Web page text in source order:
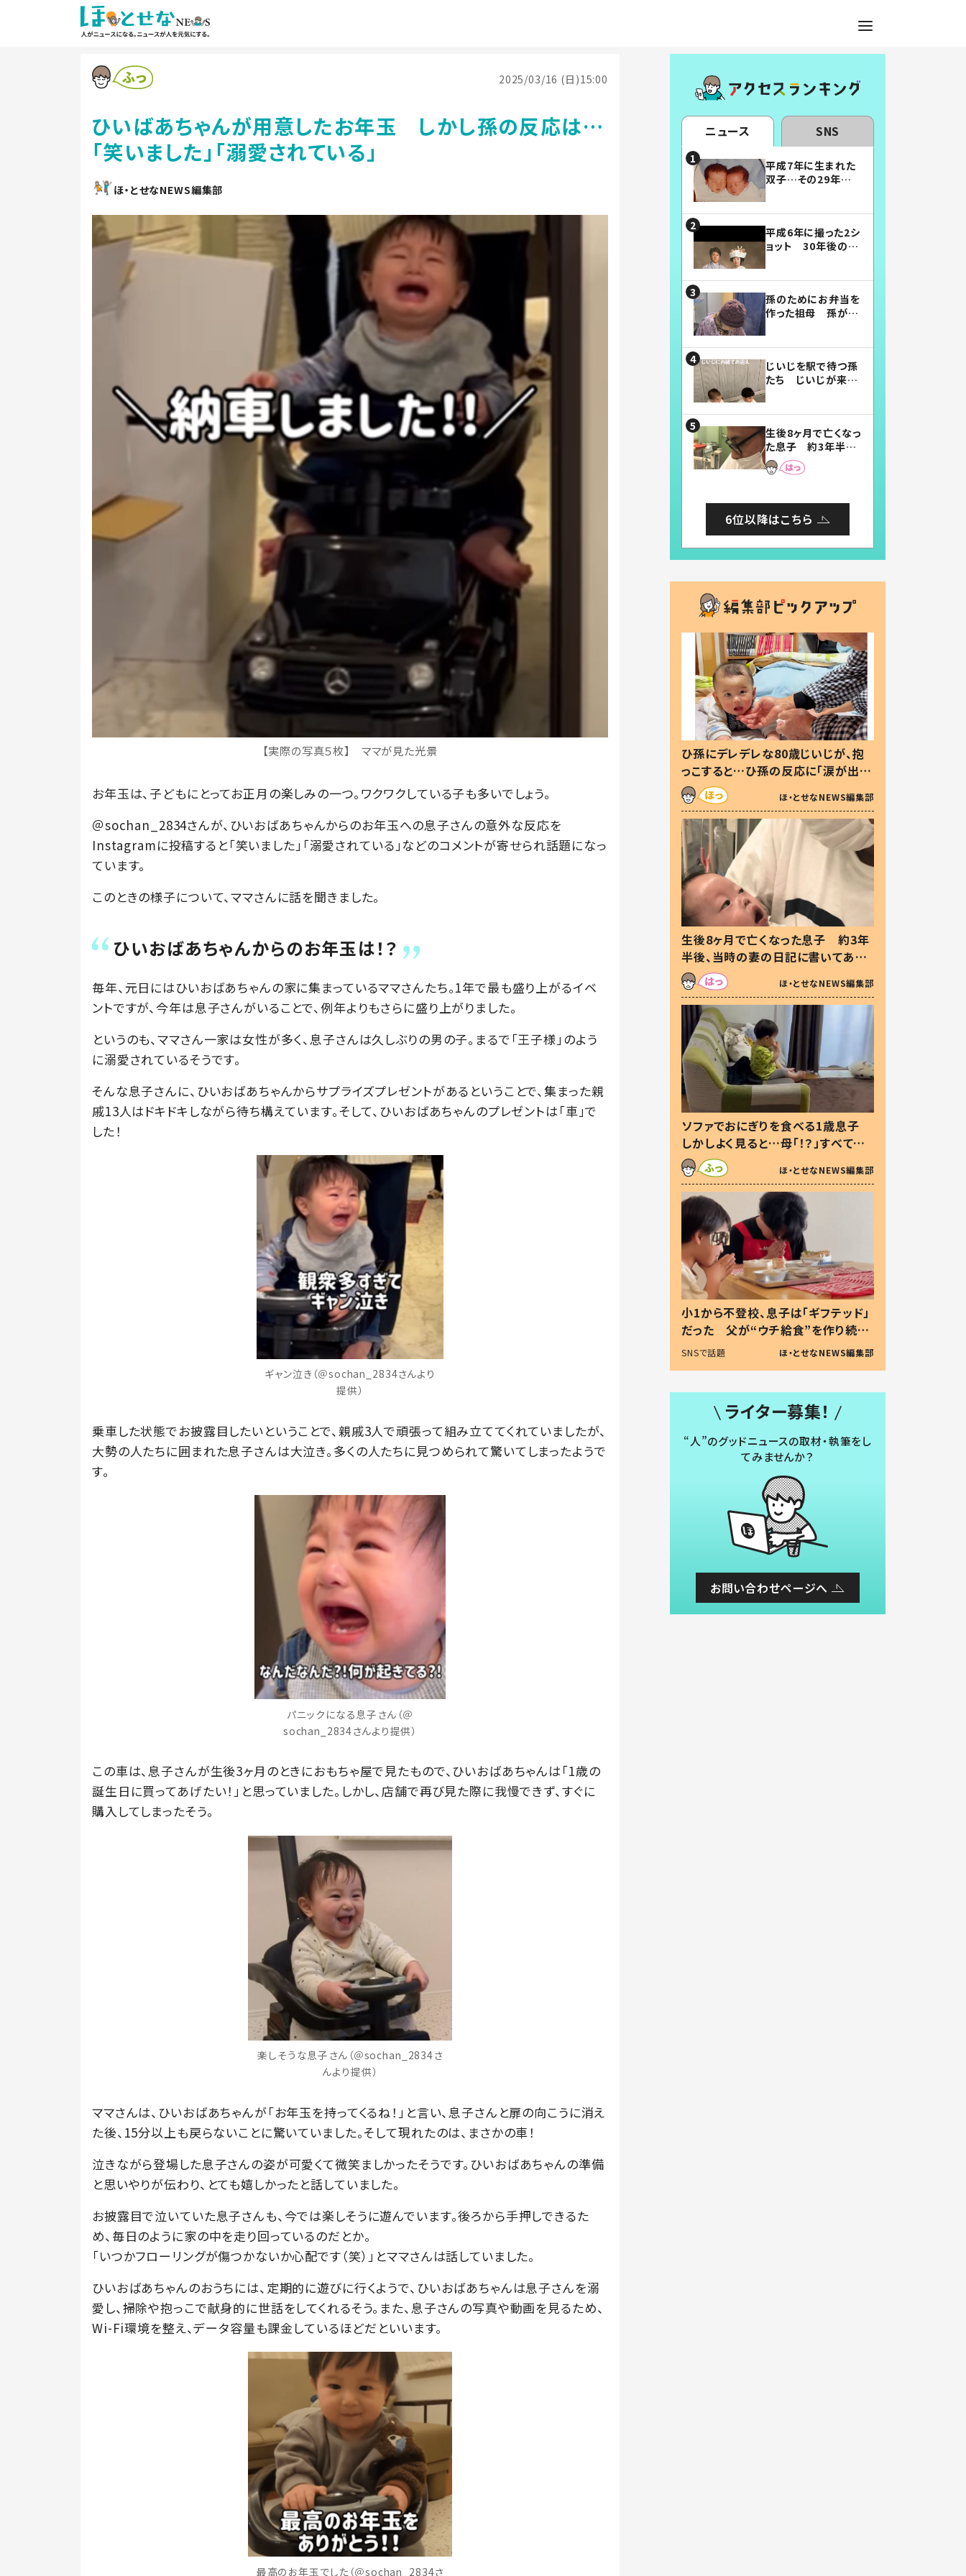
2025/03/16 (日)15:00
ひいばあちゃんが用意したお年玉 しかし孫の反応は…
「笑いました」「溺愛されている」
ほ・とせなNEWS編集部
【実際の写真５枚】 ママが見た光景
お年玉は、子どもにとってお正月の楽しみの一つ。ワクワクしている子も多いでしょう。
＠sochan_2834さんが、ひいおばあちゃんからのお年玉への息子さんの意外な反応を
Instagramに投稿すると「笑いました」「溺愛されている」などのコメントが寄せられ話題になっ
ています。
このときの様子について、ママさんに話を聞きました。
ひいおばあちゃんからのお年玉は！？
毎年、元日にはひいおばあちゃんの家に集まっているママさんたち。1年で最も盛り上がるイベ
ントですが、今年は息子さんがいることで、例年よりもさらに盛り上がりました。
というのも、ママさん一家は女性が多く、息子さんは久しぶりの男の子。まるで「王子様」のよう
に溺愛されているそうです。
そんな息子さんに、ひいおばあちゃんからサプライズプレゼントがあるということで、集まった親
戚13人はドキドキしながら待ち構えています。そして、ひいおばあちゃんのプレゼントは「車」で
した！
ギャン泣き（＠sochan_2834さんより
提供）
乗車した状態でお披露目したいということで、親戚3人で頑張って組み立ててくれていましたが、
大勢の人たちに囲まれた息子さんは大泣き。多くの人たちに見つめられて驚いてしまったようで
す。
パニックになる息子さん（＠
sochan_2834さんより提供）
この車は、息子さんが生後3ヶ月のときにおもちゃ屋で見たもので、ひいおばあちゃんは「1歳の
誕生日に買ってあげたい！」と思っていました。しかし、店舗で再び見た際に我慢できず、すぐに
購入してしまったそう。
楽しそうな息子さん（＠sochan_2834さ
んより提供）
ママさんは、ひいおばあちゃんが「お年玉を持ってくるね！」と言い、息子さんと扉の向こうに消え
た後、15分以上も戻らないことに驚いていました。そして現れたのは、まさかの車！
泣きながら登場した息子さんの姿が可愛くて微笑ましかったそうです。ひいおばあちゃんの準備
と思いやりが伝わり、とても嬉しかったと話していました。
お披露目で泣いていた息子さんも、今では楽しそうに遊んでいます。後ろから手押しできるた
め、毎日のように家の中を走り回っているのだとか。
「いつかフローリングが傷つかないか心配です（笑）」とママさんは話していました。
ひいおばあちゃんのおうちには、定期的に遊びに行くようで、ひいおばあちゃんは息子さんを溺
愛し、掃除や抱っこで献身的に世話をしてくれるそう。また、息子さんの写真や動画を見るため、
Wi-Fi環境を整え、データ容量も課金しているほどだといいます。
最高のお年玉でした（＠sochan_2834さ
ニュース SNS
平成7年に生まれた
双子…その29年後
平成6年に撮った2シ
ョット 30年後の姿
孫のためにお弁当を
作った祖母 孫が絶
じいじを駅で待つ孫
たち じいじが来た
まらない」「幸せにな
れる」
生後8ヶ月で亡くなっ
た息子 約3年半
後、当時の妻の日記
に書いてあった本音
6位以降はこちら
ひ孫にデレデレな80歳じいじが、抱
っこすると…ひ孫の反応に「涙が出ま
した」「可愛くて仕方ない」
ほ・とせなNEWS編集部
生後8ヶ月で亡くなった息子 約3年
半後、当時の妻の日記に書いてあっ
た本音とは
ほ・とせなNEWS編集部
ソファでおにぎりを食べる1歳息子
しかしよく見ると…母「！？」すべてを
察した母の投稿に「可愛いから許
す！」「現行犯〜」
ほ・とせなNEWS編集部
小1から不登校、息子は「ギフテッド」
だった 父が“ウチ給食”を作り続け
る理由とは #令和の親 #令和の子
SNSで話題 ほ・とせなNEWS編集部
ライター募集！
“人”のグッドニュースの取材・執筆をし
てみませんか？
お問い合わせページへ